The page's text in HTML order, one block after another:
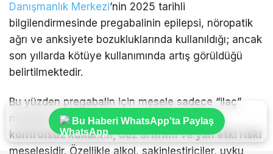
Danışmanlık Merkezi’nin 2025 tarihli
bilgilendirmesinde pregabalinin epilepsi, nöropatik
ağrı ve anksiyete bozukluklarında kullanıldığı; ancak
son yıllarda kötüye kullanımında artış görüldüğü
belirtilmektedir.
Bu yüzden pregabalin için mesele sadece “ilaç”
meselesi değildir. Aynı zamandabağımlılık,
kontrolsüz kullanım, doz artırımı ve yan etki riski
meselesidir. Özellikle alkol, sakinleştiriciler, uyku
Bu Haberi WhatsApp'ta Paylaş